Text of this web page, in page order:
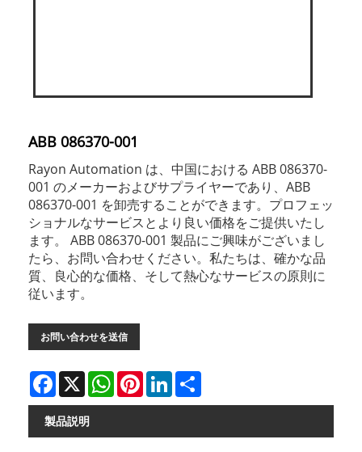
ABB 086370-001
Rayon Automation は、中国における ABB 086370-
001 のメーカーおよびサプライヤーであり、ABB
086370-001 を卸売することができます。プロフェッ
ショナルなサービスとより良い価格をご提供いたし
ます。 ABB 086370-001 製品にご興味がございまし
たら、お問い合わせください。私たちは、確かな品
質、良心的な価格、そして熱心なサービスの原則に
従います。
お問い合わせを送信
Facebook
X WhatsAppPinterestLinkedIn
製品説明